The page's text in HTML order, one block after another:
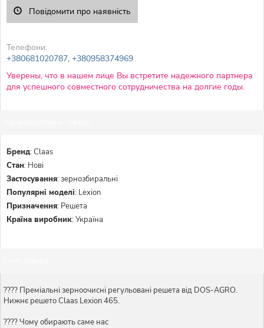
Повідомити про наявність
Телефони:
+380681020787, +380958374969
Уверены, что в нашем лице Вы встретите надежного партнера
для успешного совместного сотрудничества на долгие годы.
Бренд:Claas
Стан: Нові
Застосування:зернозбиральні
Популярні моделі: Lexion
Призначення: Решета
Країна виробник:Україна
???? Преміальні зерноочисні регульовані решета від DOS-AGRO.
Нижнє решето Claas Lexion 465.
???? Чому обирають саме нас